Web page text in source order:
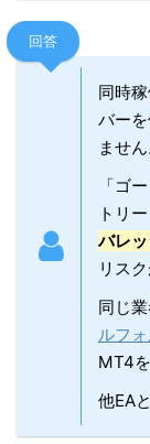
回答
同時
バー
ません
「ゴ
トリ
バレ
リス
同じ
ルフ
MT4
他EA